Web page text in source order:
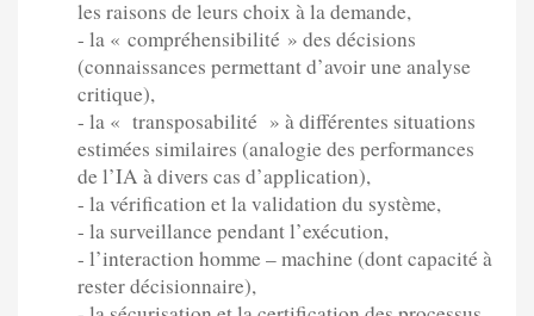
les raisons de leurs choix à la demande,
- la « compréhensibilité » des décisions
(connaissances permettant d’avoir une analyse
critique),
- la « transposabilité » à différentes situations
estimées similaires (analogie des performances
de l’IA à divers cas d’application),
- la vérification et la validation du système,
- la surveillance pendant l’exécution,
- l’interaction homme – machine (dont capacité à
rester décisionnaire),